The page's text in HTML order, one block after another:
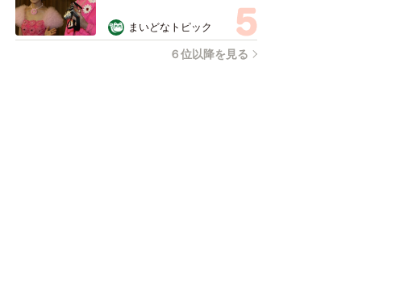
装も壁も取り払われスケルト
ン状態の部屋に呆然
まいどなトピック
６位以降を見る